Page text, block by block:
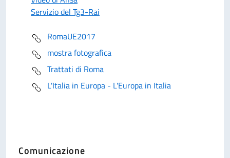
Servizio del Tg3-Rai
RomaUE2017
mostra fotografica
Trattati di Roma
L'Italia in Europa - L'Europa in Italia
Comunicazione